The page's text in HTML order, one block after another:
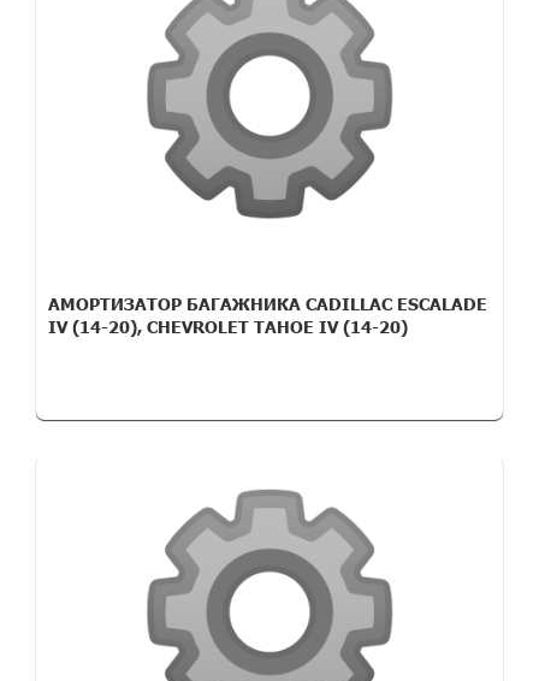
АМОРТИЗАТОР БАГАЖНИКА CADILLAC ESCALADE
IV (14-20), CHEVROLET TAHOE IV (14-20)